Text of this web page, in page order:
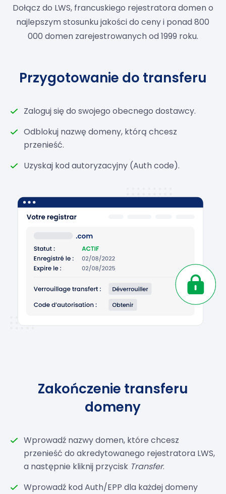
Dołącz do LWS, francuskiego rejestratora domen o
najlepszym stosunku jakości do ceny i ponad 800
000 domen zarejestrowanych od 1999 roku.
Przygotowanie do transferu
Zaloguj się do swojego obecnego dostawcy.
Odblokuj nazwę domeny, którą chcesz
przenieść.
Uzyskaj kod autoryzacyjny (Auth code).
Zakończenie transferu
domeny
Wprowadź nazwy domen, które chcesz
przenieść do akredytowanego rejestratora LWS,
a następnie kliknij przycisk Transfer.
Wprowadź kod Auth/EPP dla każdej domeny